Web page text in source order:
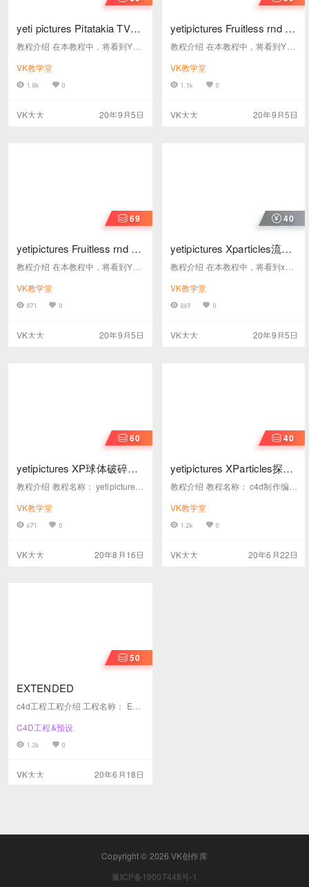
yeti pictures Pitatakia TVC
广告片制作实例分解视频教
教程介绍 在本教程中，将看到YET
作分解。如何进行特效的刚体解算
和细节粉尘的添加 教程名称： yeti
459MB 教程格式： vep 教程语
言： 英文发音 字幕语言： 无 是否
VK教学堂
1.8k 0
VK大大 20年9月5日
yetipictures Fruitless rnd 视
频教程B
教程介绍 在本教程中，将看到YET
实而快速地制作出满意的解算结
果。 教程名称： yetipictures Fruitl
MB 教程格式： vep 教程语言： 英
文发音、 字幕语言： 无 是否加
VK教学堂
1.1k 0
VK大大 20年9月5日
69
yetipictures Fruitless rnd 视
频教程A
教程介绍 在本教程中，将看到YET
实而快速地制作出满意的解算结
果。 教程名称： yetipictures Fruitl
文发音、 字幕语言： 无 是否加
VK教学堂
871 0
VK大大 20年9月5日
40
yetipictures Xparticles流体
Logo视频教程
教程介绍 在本教程中，将看到xpar
务实而快速地让客户满意。 教程名
称： yetipictures Xparticles流体L
发音、 字幕语言： 无 是否加密：
VK教学堂
869 0
VK大大 20年9月5日
60
yetipictures XP球体破碎特
效教程
教程介绍 教程名称： yetipictures
https://www.patreon.com/posts/xp
articles-tfd-30866150 教程大小：
否加密： 否
VK教学堂
671 0
VK大大 20年8月16日
40
yetipictures XParticles探索
视频教程
教程介绍 教程名称： c4d制作编织
patreon.com/posts/knitting-setup
s-30924295 教程大小： 教程格
字幕 是否加密： 否 预览
VK教学堂
1.2k 0
VK大大 20年6月22日
50
EXTENDED
c4d工程工程介绍 工程名称： EXT
B 是否包含贴图： 有 格式： c4d
其它 如果你还有其它需求，请联系
C4D工程&预设
1.2k 0
VK大大 20年6月18日
Copyright © 2026 VK创作库
豫ICP备19007448号-1